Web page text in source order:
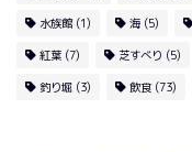
水族館(1) 海 (5)
紅葉 (7) 芝すべり (5)
釣り堀 (3) 飲食(73)